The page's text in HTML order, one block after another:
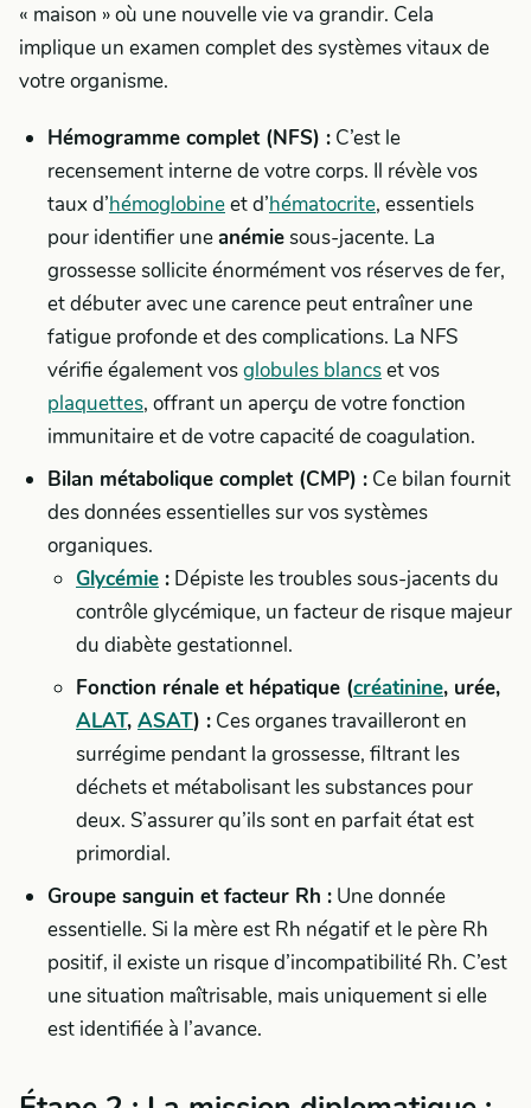
« maison » où une nouvelle vie va grandir. Cela
implique un examen complet des systèmes vitaux de
votre organisme.
Hémogramme complet (NFS) : C’est le
recensement interne de votre corps. Il révèle vos
taux d’hémoglobineet d’hématocrite, essentiels
pour identifier uneanémiesous-jacente. La
grossesse sollicite énormément vos réserves de fer,
et débuter avec une carence peut entraîner une
fatigue profonde et des complications. La NFS
vérifie également vosglobules blancset vos
plaquettes, offrant un aperçu de votre fonction
immunitaire et de votre capacité de coagulation.
Bilan métabolique complet (CMP) : Ce bilan fournit
des données essentielles sur vos systèmes
organiques.
Glycémie : Dépiste les troubles sous-jacents du
contrôle glycémique, un facteur de risque majeur
du diabète gestationnel.
Fonction rénale et hépatique (créatinine, urée,
ALAT, ASAT) : Ces organes travailleront en
surrégime pendant la grossesse, filtrant les
déchets et métabolisant les substances pour
deux. S’assurer qu’ils sont en parfait état est
primordial.
Groupe sanguin et facteur Rh : Une donnée
essentielle. Si la mère est Rh négatif et le père Rh
positif, il existe un risque d’incompatibilité Rh. C’est
une situation maîtrisable, mais uniquement si elle
est identifiée à l’avance.